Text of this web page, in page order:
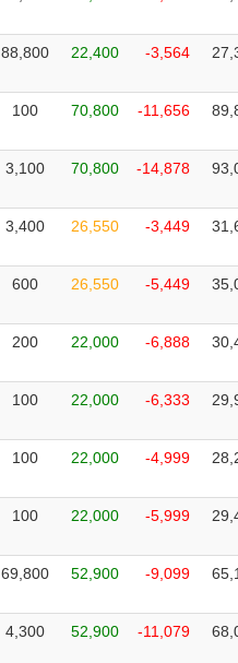
88,800 22,400 -3,564
100 70,800 -11,656
3,100 70,800 -14,878
3,400 26,550 -3,449
600 26,550 -5,449
200 22,000 -6,888
100 22,000 -6,333
100 22,000 -4,999
100 22,000 -5,999
69,800 52,900 -9,099
4,300 52,900 -11,079